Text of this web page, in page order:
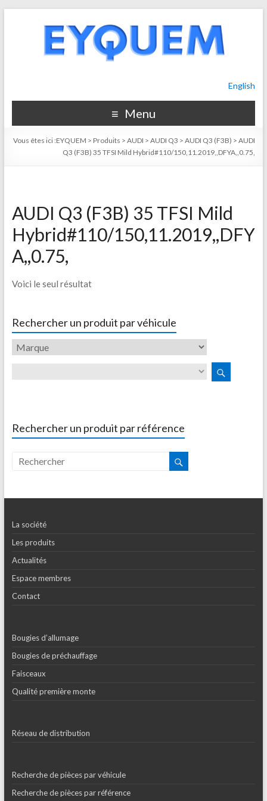
English
Menu
Vous êtes ici :EYQUEM > Produits >AUDI >AUDI Q3 >AUDI Q3 (F3B) >AUDI
Q3 (F3B) 35 TFSI Mild Hybrid#110/150,11.2019,,DFYA,,0.75,
AUDI Q3 (F3B) 35 TFSI Mild
Hybrid#110/150,11.2019,,DFY
A,,0.75,
Voici le seul résultat
Rechercher un produit par véhicule
Rechercher un produit par référence
La société
Les produits
Actualités
Espace membres
Contact
Bougies d’allumage
Bougies de préchauffage
Faisceaux
Qualité première monte
Réseau de distribution
Recherche de pièces par véhicule
Recherche de pièces par référence